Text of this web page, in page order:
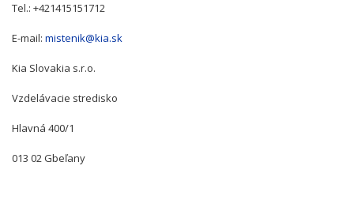
Tel.: +421415151712
E-mail: mistenik@kia.sk
Kia Slovakia s.r.o.
Vzdelávacie stredisko
Hlavná 400/1
013 02 Gbeľany